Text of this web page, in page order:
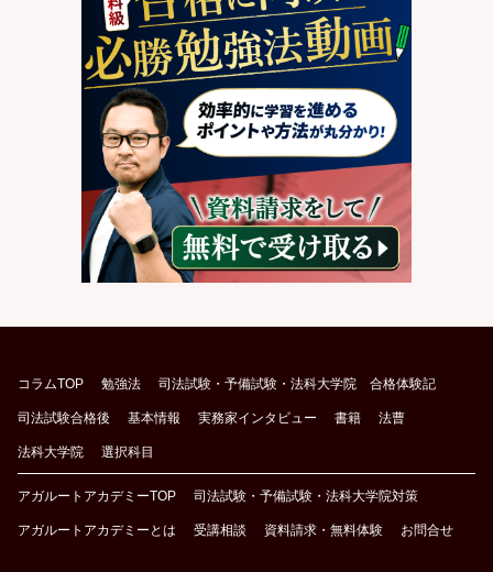
コラムTOP 勉強法 司法試験・予備試験・法科大学院 合格体験記
司法試験合格後 基本情報 実務家インタビュー 書籍 法曹
法科大学院 選択科目
アガルートアカデミーTOP 司法試験・予備試験・法科大学院対策
アガルートアカデミーとは 受講相談 資料請求・無料体験 お問合せ